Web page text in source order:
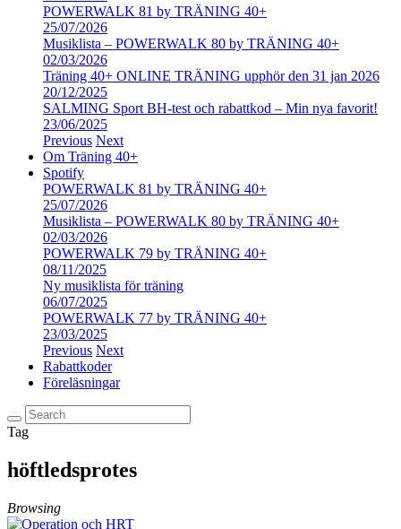
POWERWALK 81 by TRÄNING 40+
25/07/2026
Musiklista – POWERWALK 80 by TRÄNING 40+
02/03/2026
Träning 40+ ONLINE TRÄNING upphör den 31 jan 2026
20/12/2025
SALMING Sport BH-test och rabattkod – Min nya favorit!
23/06/2025
Previous Next
Om Träning 40+
Spotify
POWERWALK 81 by TRÄNING 40+
25/07/2026
Musiklista – POWERWALK 80 by TRÄNING 40+
02/03/2026
POWERWALK 79 by TRÄNING 40+
08/11/2025
Ny musiklista för träning
06/07/2025
POWERWALK 77 by TRÄNING 40+
23/03/2025
Previous Next
Rabattkoder
Föreläsningar
Tag
höftledsprotes
Browsing